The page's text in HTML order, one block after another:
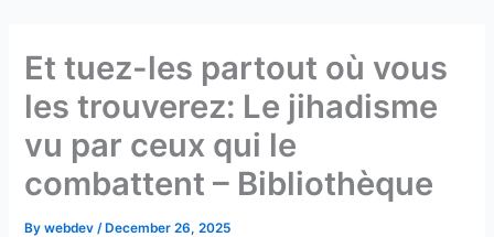
contentEt tuez-les partout où vous
les trouverez: Le jihadisme
vu par ceux qui le
combattent – Bibliothèque
Bywebdev /December 26, 2025